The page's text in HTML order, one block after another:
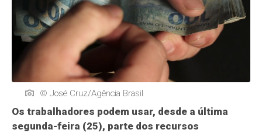
© José Cruz/Agência Brasil
Os trabalhadores podem usar, desde a última
segunda-feira (25), parte dos recursos